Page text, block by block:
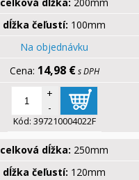
dĺžka čeľustí: 100mm
Na objednávku
14,98 € s DPH
+
-
Kód: 397210004022F
celková dĺžka: 250mm
dĺžka čeľustí: 120mm